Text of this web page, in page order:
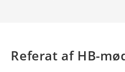
Referat af HB-